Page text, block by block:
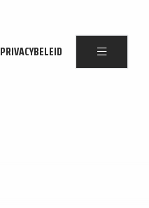
PRIVACYBELEID